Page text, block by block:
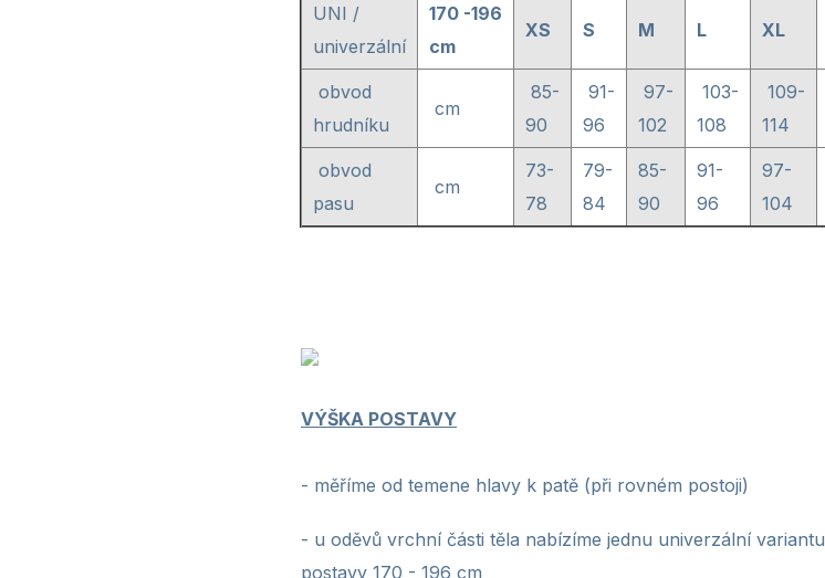
UNI /
univerzální
170 -196
cm
XS S M L XL
obvod
hrudníku
cm
85-
90
91-
96
97-
102
103-
108
109-
114
obvod
pasu
cm
73-
78
79-
84
85-
90
91-
96
97-
104
VÝŠKA POSTAVY
- měříme od temene hlavy k patě (při rovném postoji)
- u oděvů vrchní části těla nabízíme jednu univerzální variantu
postavy 170 - 196 cm